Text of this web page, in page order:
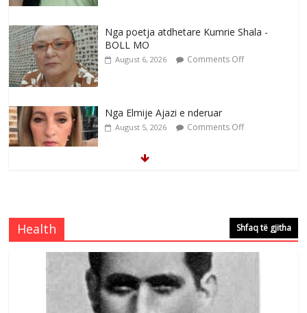
Nga Elmije Ajazi e nderuar
August 5, 2026 Comments Off
Brahim Çekaj njē veprimtar i respektuar i
August 5, 2026
me mirenjohje nga Xhevdet Qeriqi Dega
e invalidëve në Fushë Kosovë
August 4, 2026 Comments Off
Sulm , pse të dua ty
August 8, 2026 Comments Off
Health Shfaq të gjitha